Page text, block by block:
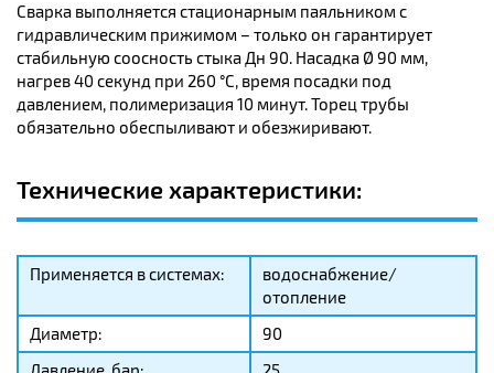
Сварка выполняется стационарным паяльником с
гидравлическим прижимом – только он гарантирует
стабильную соосность стыка Дн 90. Насадка Ø 90 мм,
нагрев 40 секунд при 260 °C, время посадки под
давлением, полимеризация 10 минут. Торец трубы
обязательно обеспыливают и обезжиривают.
Технические характеристики:
Применяется в системах:
водоснабжение/
отопление
Диаметр:
90